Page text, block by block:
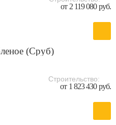
от 2 119 080 руб.
(Сруб)
Строительство:
от 1 823 430 руб.